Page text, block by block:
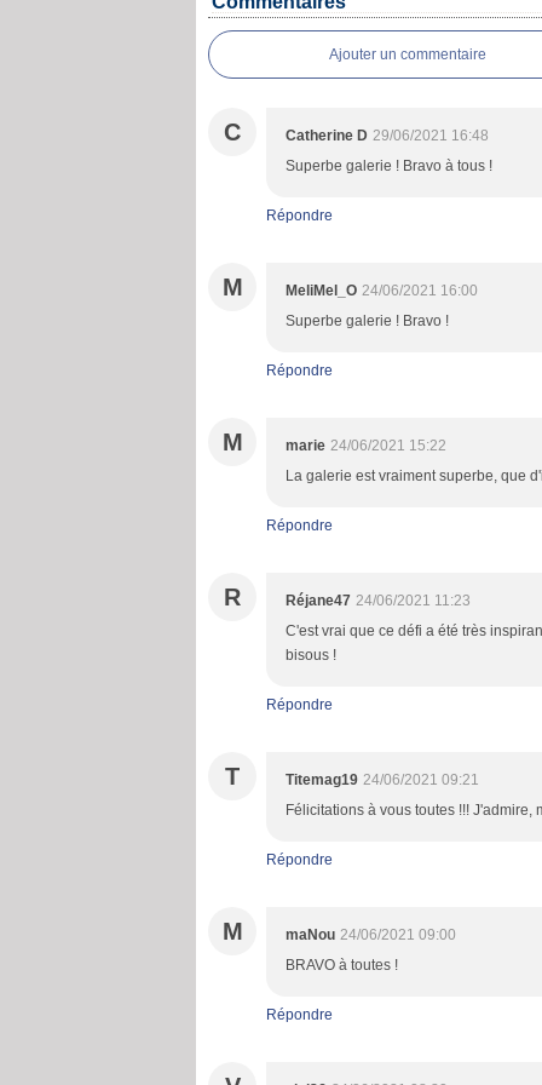
Ajouter un commentaire
C Catherine D 29/06/2021 16:48
Superbe galerie ! Bravo à tous !
Répondre
M MeliMel_O 24/06/2021 16:00
Superbe galerie ! Bravo !
Répondre
M marie 24/06/2021 15:22
La galerie est vraiment superbe, que
Répondre
R Réjane47 24/06/2021 11:23
C'est vrai que ce défi a été très
bisous !
Répondre
T Titemag19 24/06/2021 09:21
Félicitations à vous toutes !!!
Répondre
M maNou 24/06/2021 09:00
BRAVO à toutes !
Répondre